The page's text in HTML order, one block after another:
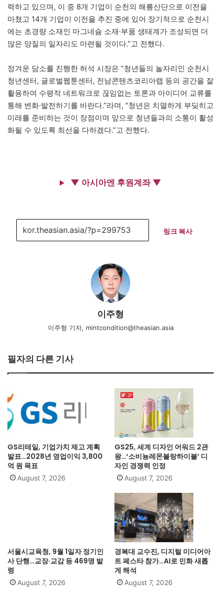
력하고 있으며, 이 중 8개 기업이 순천의 해룡산단으로 이전을
마쳤고 14개 기업이 이전을 추진 중에 있어 장기적으로 순천시
에는 초경량 소재인 마그네슘 소재·부품 생태계가 조성되면 더
많은 양질의 일자리도 마련될 것이다.”고 전했다.
정겨운 담소를 진행한 허석 시장은 “청년들의 놀자리인 순천시
청년센터, 글로벌웹툰센터, 전남콘텐츠코리아랩 등의 공간을 잘
활용하여 수평적 네트워크로 끊임없는 토론과 아이디어 교류를
통해 변화·발전하기를 바란다.”라며, “청년은 치열하게 부딪히고
미래를 준비하는 것이 장점이며 앞으로 청년들과의 소통이 활성
화될 수 있도록 최선을 다하겠다.”고 전했다.
▼ 아시아엔 후원계좌 ▼
링크 복사
이주형
이주형 기자, mintcondition@theasian.asia
필자의 다른 기사
GS리테일, 기업가치 제고 계획
발표…2028년 영업이익 3,800
억 원 목표
August 7, 2026
GS25, 세계 디자인 어워드 2관
왕…‘소비뇽레몬블랑하이볼’ 디
자인 경쟁력 인정
August 7, 2026
서울시교육청, 9월 1일자 정기인
사 단행…교장·교감 등 469명 발
령
August 7, 2026
경복대 교수진, 디지털 미디어아
트 페스타 참가…AI로 민화 새롭
게 해석
August 7, 2026